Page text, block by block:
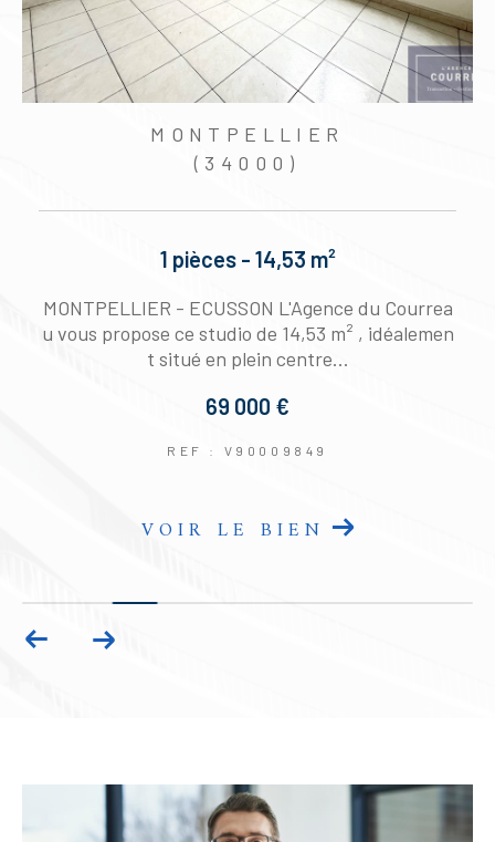
MONTPELLIER
(34000)
1 pièces - 14,53 m²
MONTPELLIER - ECUSSON L'Agence du Courrea
u vous propose ce studio de 14,53 m² , idéalemen
t situé en plein centre...
69 000 €
REF : V90009849
VOIR LE BIEN